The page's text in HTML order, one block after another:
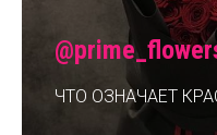
ЧТО ОЗНАЧАЕТ